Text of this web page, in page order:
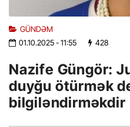
GÜNDƏM
01.10.2025- 11:55 428
Nazife Güngör:
duyğu ötürmək
bilgiləndirməkdir